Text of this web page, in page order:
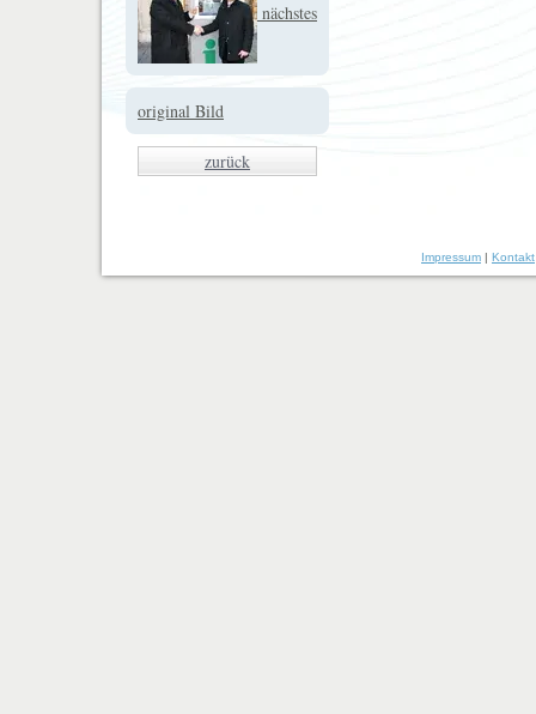
nächstes
original Bild
zurück
Impressum | Kontakt